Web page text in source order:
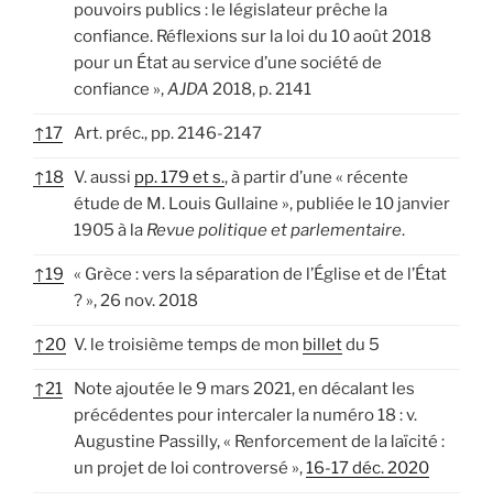
pouvoirs publics : le législateur prêche la
confiance. Réflexions sur la loi du 10 août 2018
pour un État au service d’une société de
confiance »,AJDA 2018, p. 2141
↑17 Art. préc., pp. 2146-2147
↑18 V. aussi pp. 179 et s., à partir d’une « récente
étude de M. Louis Gullaine », publiée le 10 janvier
1905 à la Revue politique et parlementaire.
↑19 « Grèce : vers la séparation de l’Église et de l’État
? », 26 nov. 2018
↑20 V. le troisième temps de mon billetdu 5
↑21
Note ajoutée le 9 mars 2021, en décalant les
précédentes pour intercaler la numéro 18 : v.
Augustine Passilly, « Renforcement de la laïcité :
un projet de loi controversé »,16-17 déc. 2020